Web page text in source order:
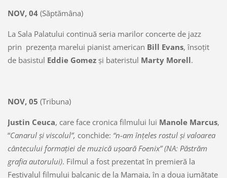
NOV, 04 (Săptămâna)
La Sala Palatului continuă seria marilor concerte de jazz
prin prezenţa marelui pianist american Bill Evans, însoţit
de basistul Eddie Gomezşi bateristul Marty Morell.
NOV, 05 (Tribuna)
Justin Ceuca, care face cronica filmului lui Manole Marcus,
“Canarul şi viscolul”, conchide: “n-am înţeles rostul şi valoarea
cântecului formaţiei de muzică uşoară Foenix” (NA: Păstrăm
grafia autorului). Filmul a fost prezentat în premieră la
Festivalul filmului balcanic de la Mamaia, în a doua jumătate